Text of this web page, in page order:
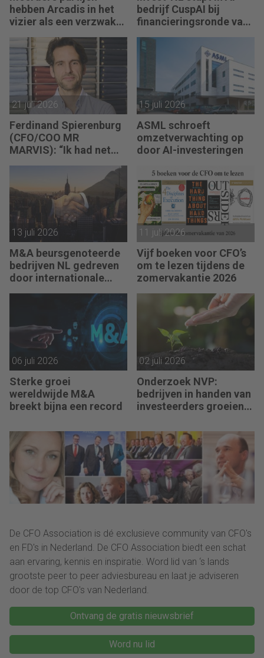
hebben Arcadis in het
vizier als een verzwakt
bedrijf CuspAI bij
financieringsronde van
21 juli 2026
Ferdinand Spierenburg
(CFO/COO MR
MARVIS): “Ik had net
hoogte ingesteld, of de
investeringsronde lag
op mijn bord.”
15 juli 2026
ASML schroeft
omzetverwachting op
door AI-investeringen
13 juli 2026
M&A beursgenoteerde
bedrijven NL gedreven
door internationale
deals
11 juli 2026
Vijf boeken voor CFO’s
om te lezen tijdens de
zomervakantie 2026
06 juli 2026
Sterke groei
wereldwijde M&A
breekt bijna een record
02 juli 2026
Onderzoek NVP:
bedrijven in handen van
investeerders groeien
De CFO Association is dé exclusieve community van CFO's
en FD's in Nederland. De CFO Association biedt een schat
aan ervaring, kennis en inspiratie. Word lid van ‘s lands
grootste peer to peer adviesbureau en laat je adviseren
door de top CFO's van Nederland.
Ontvang de gratis nieuwsbrief
Word nu lid